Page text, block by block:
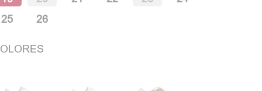
25
26